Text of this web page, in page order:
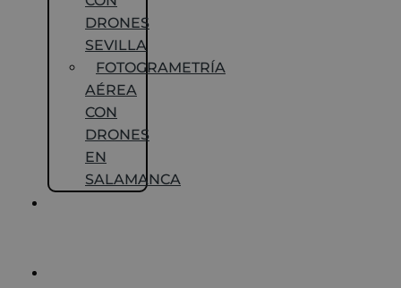
DRONES
SEVILLA
FOTOGRAMETRÍA
AÉREA
CON
DRONES
EN
SALAMANCA